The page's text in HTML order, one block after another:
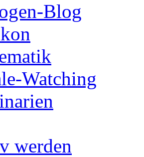
Blog
Watching
werden